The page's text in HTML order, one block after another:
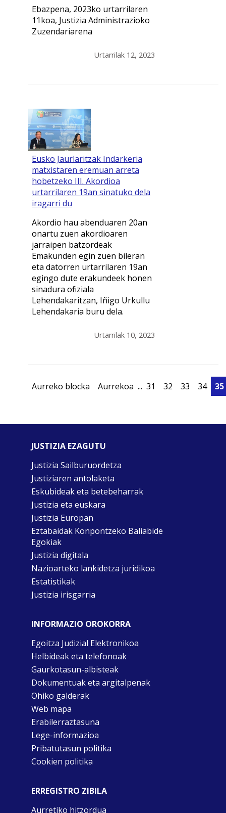
Ebazpena, 2023ko urtarrilaren
11koa, Justizia Administrazioko
Zuzendariarena
Urtarrilak 12, 2023
Eusko Jaurlaritzak Indarkeria
matxistaren eremuan arreta
hobetzeko III. Akordioa
urtarrilaren 19an sinatuko dela
iragarri du
Akordio hau abenduaren 20an
onartu zuen akordioaren
jarraipen batzordeak
Emakunden egin zuen bileran
eta datorren urtarrilaren 19an
egingo dute erakundeek honen
sinadura ofiziala
Lehendakaritzan, Iñigo Urkullu
Lehendakaria buru dela.
Urtarrilak 10, 2023
Aurreko blocka Aurrekoa ... 31 32 33 34 35
JUSTIZIA EZAGUTU
Justizia Sailburuordetza
Justiziaren antolaketa
Eskubideak eta betebeharrak
Justizia eta euskara
Justizia Europan
Eztabaidak Konpontzeko Baliabide
Egokiak
Justizia digitala
Nazioarteko lankidetza juridikoa
Estatistikak
Justizia irisgarria
INFORMAZIO OROKORRA
Egoitza Judizial Elektronikoa
Helbideak eta telefonoak
Gaurkotasun-albisteak
Dokumentuak eta argitalpenak
Ohiko galderak
Web mapa
Erabilerraztasuna
Lege-informazioa
Pribatutasun politika
Cookien politika
ERREGISTRO ZIBILA
Aurretiko hitzordua